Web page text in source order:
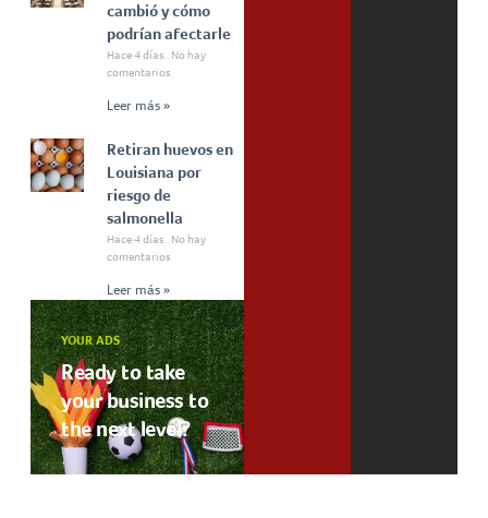
cambió y cómo
podrían afectarle
Hace 4 días
No hay
comentarios
Leer más »
Retiran huevos en
Louisiana por
riesgo de
salmonella
Hace 4 días
No hay
comentarios
Leer más »
YOUR ADS
Ready to take
your business to
the next level?